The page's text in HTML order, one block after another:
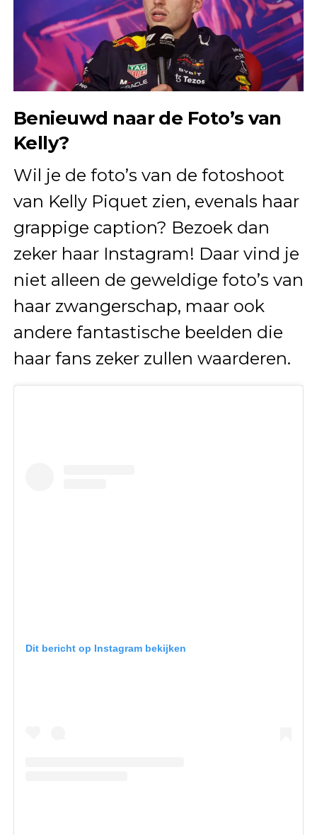
Benieuwd naar de Foto’s van
Kelly?
Wil je de foto’s van de fotoshoot
van Kelly Piquet zien, evenals haar
grappige caption? Bezoek dan
zeker haar Instagram! Daar vind je
niet alleen de geweldige foto’s van
haar zwangerschap, maar ook
andere fantastische beelden die
haar fans zeker zullen waarderen.
Dit bericht op Instagram bekijken